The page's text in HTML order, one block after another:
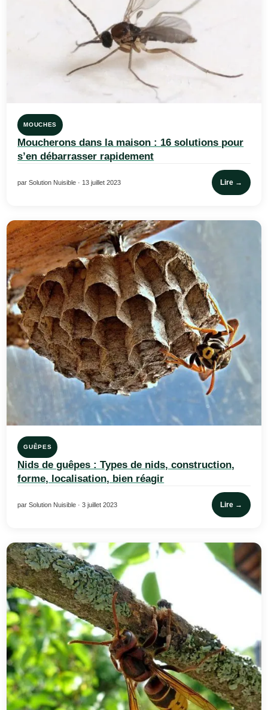
MOUCHES
Moucherons dans la maison : 16 solutions pour
s’en débarrasser rapidement
par Solution Nuisible · 13 juillet 2023 Lire →
GUÊPES
Nids de guêpes : Types de nids, construction,
forme, localisation, bien réagir
par Solution Nuisible · 3 juillet 2023 Lire →